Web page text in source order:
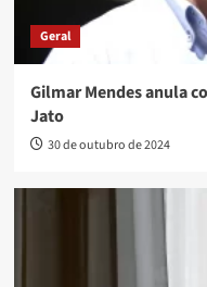
Geral
Gilmar Mendes anula
Jato
30 de outubro de 2024